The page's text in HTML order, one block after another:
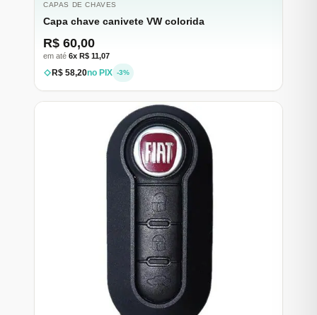
CAPAS DE CHAVES
Capa chave canivete VW colorida
R$ 60,00
em até 6x R$ 11,07
R$ 58,20no PIX -3%